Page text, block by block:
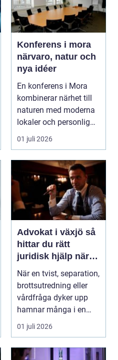
Konferens i mora
närvaro, natur och
nya idéer
En konferens i Mora
kombinerar närhet till
naturen med moderna
lokaler och personlig
service. För må...
01 juli 2026
Advokat i växjö så
hittar du rätt
juridisk hjälp när
livet förändras
När en tvist, separation,
brottsutredning eller
vårdfråga dyker upp
hamnar många i en
situation de a...
01 juli 2026